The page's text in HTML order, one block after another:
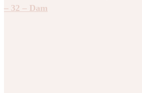
– 32 – Dam